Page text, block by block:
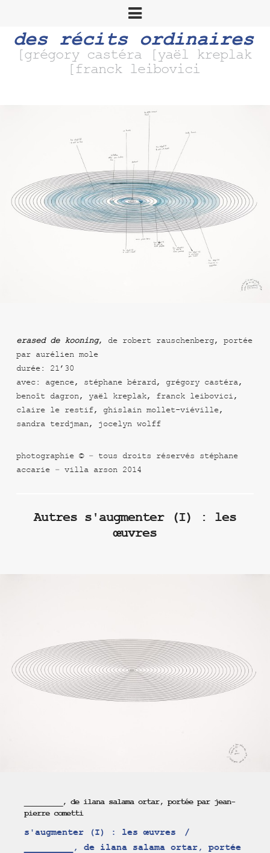
des récits ordinaires
[grégory castéra [yaël kreplak
[franck leibovici
erased de kooning, de robert rauschenberg, portée
par aurélien mole
durée: 21’30
avec: agence, stéphane bérard, grégory castéra,
benoît dagron, yaël kreplak, franck leibovici,
claire le restif, ghislain mollet-viéville,
sandra terdjman, jocelyn wolff
photographie © – tous droits réservés stéphane
accarie – villa arson 2014
Autres s'augmenter (I) : les
œuvres
_________, de ilana salama ortar, portée par jean-
pierre cometti
s'augmenter (I) : les œuvres
_________, de ilana salama ortar, portée